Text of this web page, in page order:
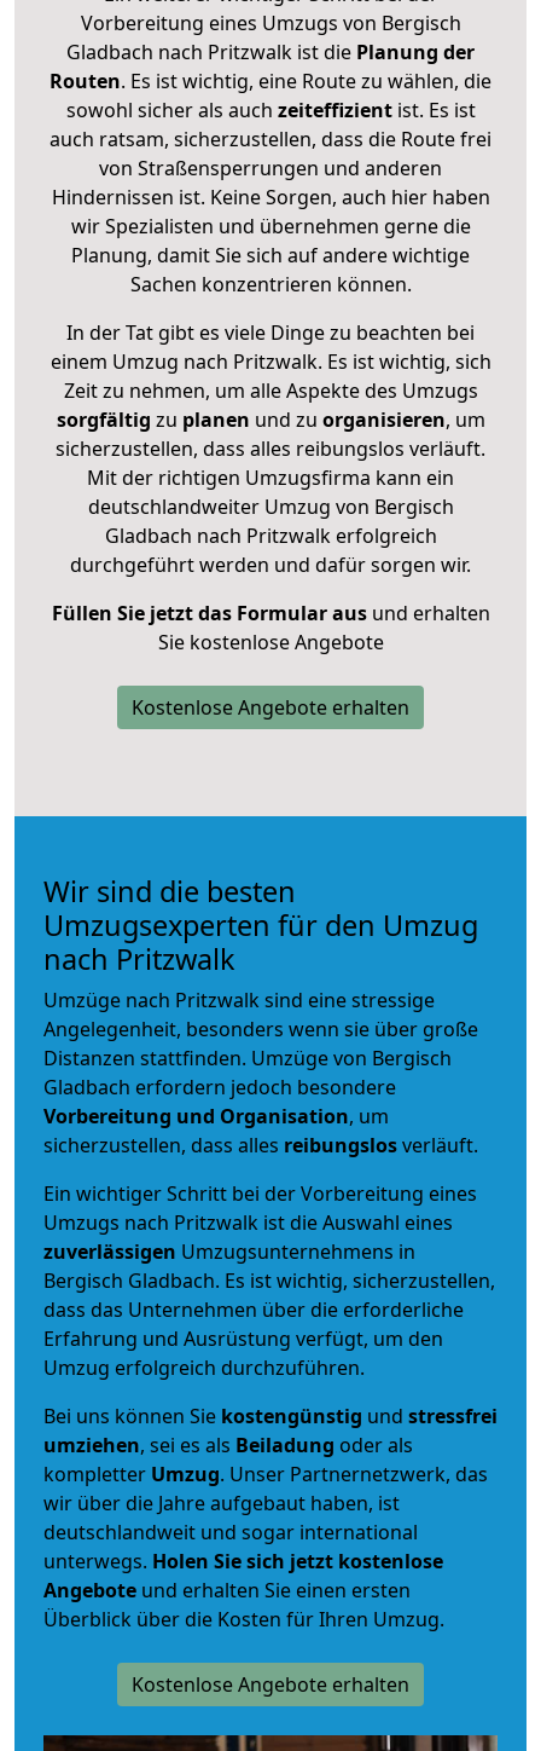
Vorbereitung eines Umzugs von Bergisch
Gladbach nach Pritzwalk ist die Planung der
Routen. Es ist wichtig, eine Route zu wählen, die
sowohl sicher als auch zeiteffizientist. Es ist
auch ratsam, sicherzustellen, dass die Route frei
von Straßensperrungen und anderen
Hindernissen ist. Keine Sorgen, auch hier haben
wir Spezialisten und übernehmen gerne die
Planung, damit Sie sich auf andere wichtige
Sachen konzentrieren können.
In der Tat gibt es viele Dinge zu beachten bei
einem Umzug nach Pritzwalk. Es ist wichtig, sich
Zeit zu nehmen, um alle Aspekte des Umzugs
sorgfältig zu planen und zu organisieren, um
sicherzustellen, dass alles reibungslos verläuft.
Mit der richtigen Umzugsfirma kann ein
deutschlandweiter Umzug von Bergisch
Gladbach nach Pritzwalk erfolgreich
durchgeführt werden und dafür sorgen wir.
Füllen Sie jetzt das Formular ausund erhalten
Sie kostenlose Angebote
Kostenlose Angebote erhalten
Wir sind die besten
Umzugsexperten für den Umzug
nach Pritzwalk
Umzüge nach Pritzwalk sind eine stressige
Angelegenheit, besonders wenn sie über große
Distanzen stattfinden. Umzüge von Bergisch
Gladbach erfordern jedoch besondere
Vorbereitung und Organisation, um
sicherzustellen, dass alles reibungslosverläuft.
Ein wichtiger Schritt bei der Vorbereitung eines
Umzugs nach Pritzwalk ist die Auswahl eines
zuverlässigen Umzugsunternehmens in
Bergisch Gladbach. Es ist wichtig, sicherzustellen,
dass das Unternehmen über die erforderliche
Erfahrung und Ausrüstung verfügt, um den
Umzug erfolgreich durchzuführen.
Bei uns können Sie kostengünstig und stressfrei
umziehen, sei es als Beiladung oder als
kompletter Umzug. Unser Partnernetzwerk, das
wir über die Jahre aufgebaut haben, ist
deutschlandweit und sogar international
unterwegs. Holen Sie sich jetzt kostenlose
Angebote und erhalten Sie einen ersten
Überblick über die Kosten für Ihren Umzug.
Kostenlose Angebote erhalten